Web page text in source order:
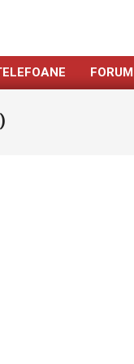
FORUM